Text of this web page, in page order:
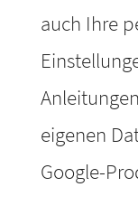
auch Ihre
eigenen
Google-